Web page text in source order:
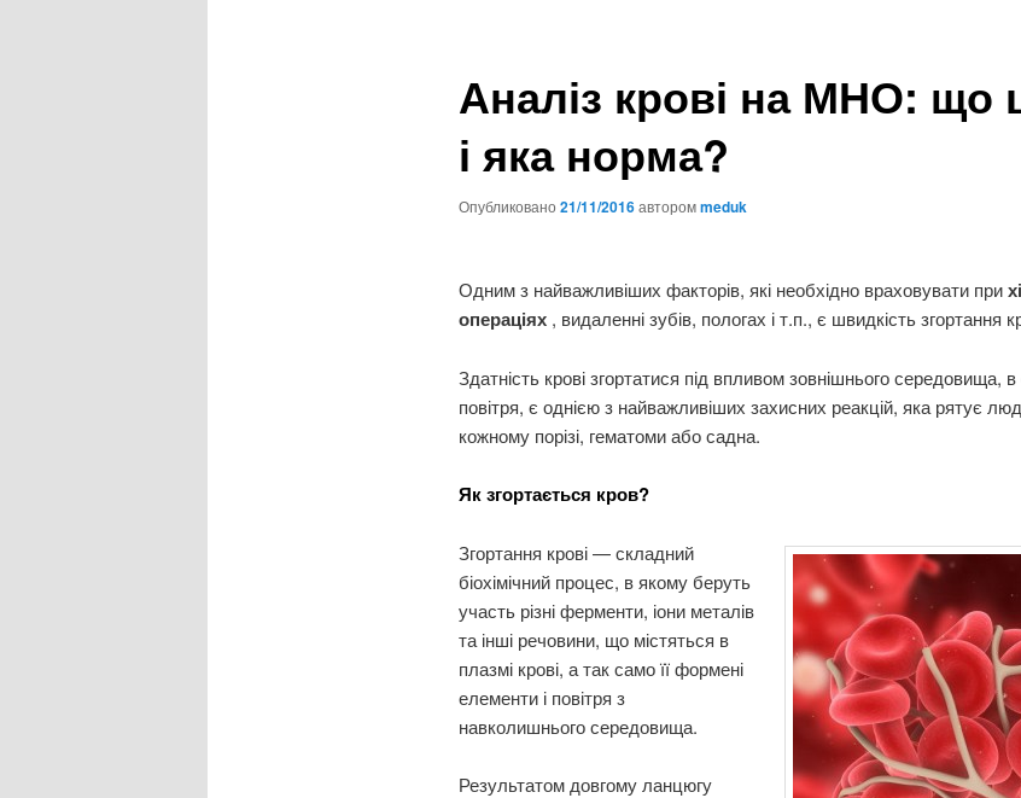
Аналіз крові на МНО: що
і яка норма?
Опубликовано 21/11/2016авторомmeduk
Одним з найважливіших факторів, які необхідно враховувати при
операціях , видаленні зубів, пологах і т.п., є швидкість згортання
Здатність крові згортатися під впливом зовнішнього середовища,
повітря, є однією з найважливіших захисних реакцій, яка рятує
кожному порізі, гематоми або садна.
Як згортається кров?
Згортання крові — складний
біохімічний процес, в якому беруть
участь різні ферменти, іони металів
та інші речовини, що містяться в
плазмі крові, а так само її формені
елементи і повітря з
навколишнього середовища.
Результатом довгому ланцюгу